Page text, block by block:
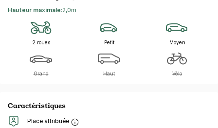
Hauteur maximale:2,0m
2 roues Petit Moyen
Grand Haut Vélo
Caractéristiques
Place attribuée